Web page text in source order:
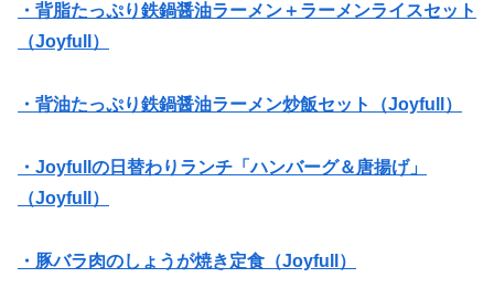
・背脂たっぷり鉄鍋醤油ラーメン＋ラーメンライスセット
（Joyfull）
・背油たっぷり鉄鍋醤油ラーメン炒飯セット（Joyfull）
・Joyfullの日替わりランチ「ハンバーグ＆唐揚げ」
（Joyfull）
・豚バラ肉のしょうが焼き定食（Joyfull）